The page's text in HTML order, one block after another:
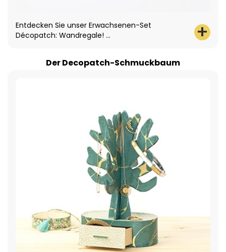
Entdecken Sie unser Erwachsenen-Set
Décopatch: Wandregale! ...
Der Decopatch-Schmuckbaum